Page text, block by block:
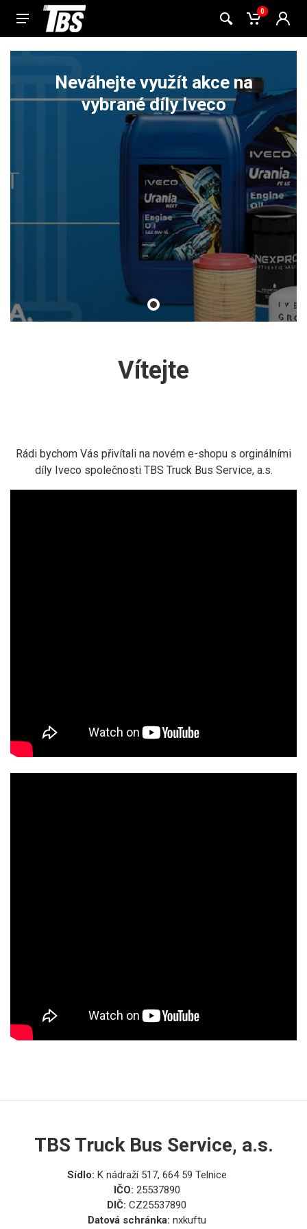
0
Neváhejte využít akce na
vybrané díly Iveco
Vítejte
Rádi bychom Vás přivítali na novém e-shopu s orginálními
díly Iveco společnosti TBS Truck Bus Service, a.s.
TBS Truck Bus Service, a.s.
Sídlo: K nádraží 517, 664 59 Telnice
IČO: 25537890
DIČ: CZ25537890
Datová schránka: nxkuftu